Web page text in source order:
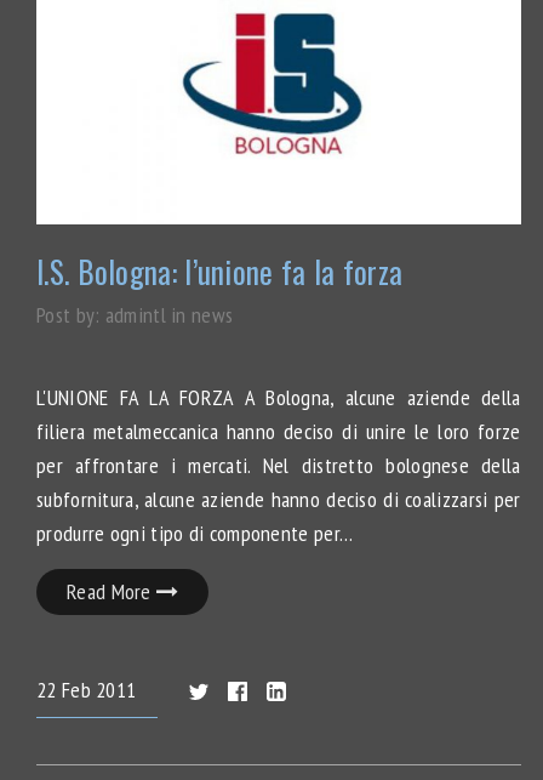
I.S. Bologna: l’unione fa la forza
Post by: admintlin news
L'UNIONE FA LA FORZA A Bologna, alcune aziende della
filiera metalmeccanica hanno deciso di unire le loro forze
per affrontare i mercati. Nel distretto bolognese della
subfornitura, alcune aziende hanno deciso di coalizzarsi per
produrre ogni tipo di componente per…
Read More
22 Feb 2011